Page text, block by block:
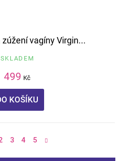
vagíny Virgin...
SKLADEM
499 Kč
KOŠÍKU
3 4 5